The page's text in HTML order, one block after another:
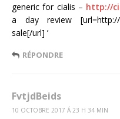
generic for cialis – http://
a day review [url=http://
sale[/url] ’
RÉPONDRE
FvtjdBeids
10 OCTOBRE 2017 Á 23 H 34 MIN